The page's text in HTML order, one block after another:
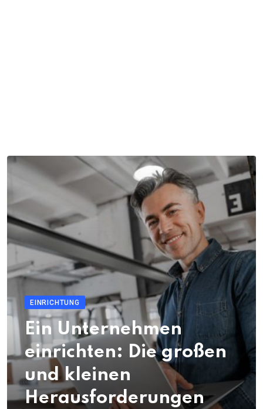
EINRICHTUNG
Ein Unternehmen
einrichten: Die großen
und kleinen
Herausforderungen